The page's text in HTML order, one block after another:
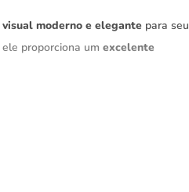
visual moderno e elegante para seu
ele proporciona um excelente